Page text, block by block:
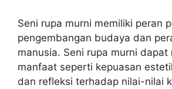
Seni rupa murni memiliki peran
pengembangan budaya dan
manusia. Seni rupa murni dapat
manfaat seperti kepuasan
dan refleksi terhadap nilai-nilai